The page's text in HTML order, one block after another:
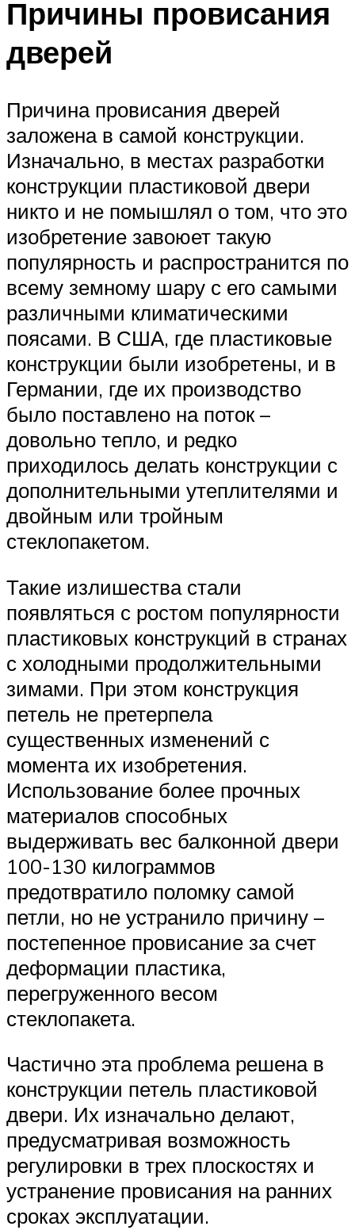
Причины провисания
дверей
Причина провисания дверей
заложена в самой конструкции.
Изначально, в местах разработки
конструкции пластиковой двери
никто и не помышлял о том, что это
изобретение завоюет такую
популярность и распространится по
всему земному шару с его самыми
различными климатическими
поясами. В США, где пластиковые
конструкции были изобретены, и в
Германии, где их производство
было поставлено на поток –
довольно тепло, и редко
приходилось делать конструкции с
дополнительными утеплителями и
двойным или тройным
стеклопакетом.
Такие излишества стали
появляться с ростом популярности
пластиковых конструкций в странах
с холодными продолжительными
зимами. При этом конструкция
петель не претерпела
существенных изменений с
момента их изобретения.
Использование более прочных
материалов способных
выдерживать вес балконной двери
100-130 килограммов
предотвратило поломку самой
петли, но не устранило причину –
постепенное провисание за счет
деформации пластика,
перегруженного весом
стеклопакета.
Частично эта проблема решена в
конструкции петель пластиковой
двери. Их изначально делают,
предусматривая возможность
регулировки в трех плоскостях и
устранение провисания на ранних
сроках эксплуатации.